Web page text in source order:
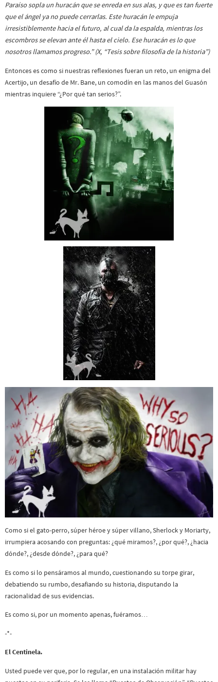
Paraíso sopla un huracán que se enreda en sus alas, y que es tan fuerte
que el ángel ya no puede cerrarlas. Este huracán le empuja
irresistiblemente hacia el futuro, al cual da la espalda, mientras los
escombros se elevan ante él hasta el cielo. Ese huracán es lo que
nosotros llamamos progreso.” (X, “Tesis sobre filosofía de la historia”)
Entonces es como si nuestras reflexiones fueran un reto, un enigma del
Acertijo, un desafío de Mr. Bane, un comodín en las manos del Guasón
mientras inquiere “¿Por qué tan serios?”.
Como si el gato-perro, súper héroe y súper villano, Sherlock y Moriarty,
irrumpiera acosando con preguntas: ¿qué miramos?, ¿por qué?, ¿hacia
dónde?, ¿desde dónde?, ¿para qué?
Es como si lo pensáramos al mundo, cuestionando su torpe girar,
debatiendo su rumbo, desafiando su historia, disputando la
racionalidad de sus evidencias.
Es como si, por un momento apenas, fuéramos…
-*-
El Centinela.
Usted puede ver que, por lo regular, en una instalación militar hay